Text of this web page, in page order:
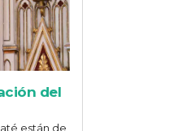
del
están de